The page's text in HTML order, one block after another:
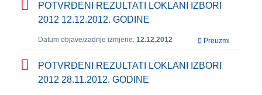
POTVRĐENI REZULTATI LOKLANI IZBORI
2012 12.12.2012. GODINE
Datum objave/zadnje izmjene: 12.12.2012 Preuzmi
POTVRĐENI REZULTATI LOKLANI IZBORI
2012 28.11.2012. GODINE